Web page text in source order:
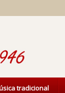
tradicional